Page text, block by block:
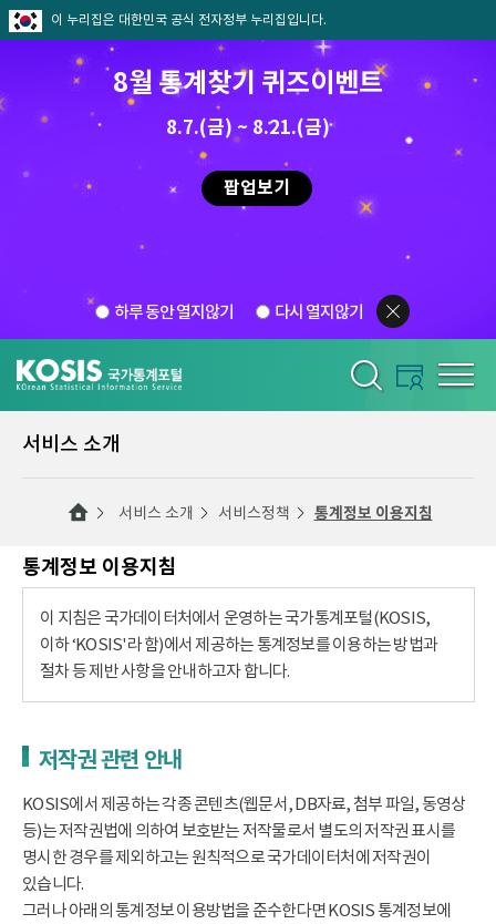
이 누리집은 대한민국 공식 전자정부 누리집입니다.
8월 통계찾기 퀴즈이벤트
8.7.(금) ~ 8.21.(금)
팝업보기
하루 동안 열지않기 다시 열지않기
서비스 소개
서비스 소개 서비스정책 통계정보 이용지침
통계정보 이용지침
이 지침은 국가데이터처에서 운영하는 국가통계포털(KOSIS,
이하 ‘KOSIS'라 함)에서 제공하는 통계정보를 이용하는 방법과
절차 등 제반 사항을 안내하고자 합니다.
저작권 관련 안내
KOSIS에서 제공하는 각종 콘텐츠(웹문서, DB자료, 첨부 파일, 동영상
등)는 저작권법에 의하여 보호받는 저작물로서 별도의 저작권 표시를
명시한 경우를 제외하고는 원칙적으로 국가데이터처에 저작권이
있습니다.
그러나 아래의 통계정보 이용방법을 준수한다면 KOSIS 통계정보에